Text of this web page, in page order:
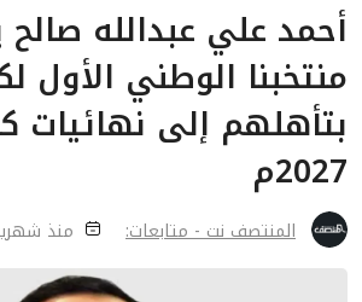
أحمد علي عبدالله
منتخبنا الوطني الأول
بتأهلهم إلى نهائيات
2027م
المنتصف نت - متابعات: منذ